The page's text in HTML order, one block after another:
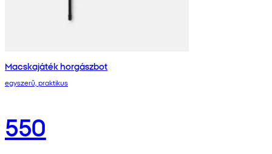
Macskajáték horgászbot
egyszerű, praktikus
550